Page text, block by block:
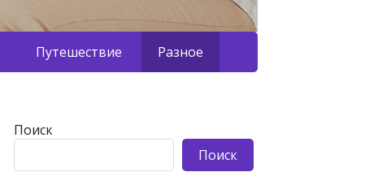
Путешествие Разное
Поиск
Поиск